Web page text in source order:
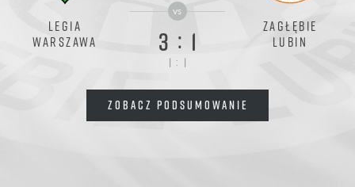
LEGIA
WARSZAWA
vs
3 : 1
1 : 1
ZOBACZ PODSUMOWANIE
ZAGŁĘBIE
LUBIN